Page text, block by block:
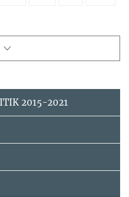
2015-2021